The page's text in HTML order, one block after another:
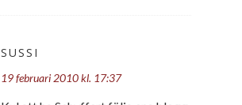
SUSSI
19 februari 2010 kl. 17:37